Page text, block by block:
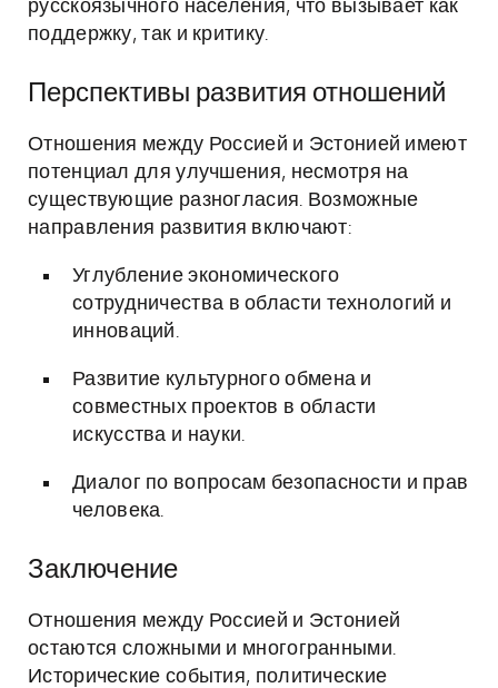
русскоязычного населения, что вызывает как
поддержку, так и критику.
Перспективы развития отношений
Отношения между Россией и Эстонией имеют
потенциал для улучшения, несмотря на
существующие разногласия. Возможные
направления развития включают:
Углубление экономического
сотрудничества в области технологий и
инноваций.
Развитие культурного обмена и
совместных проектов в области
искусства и науки.
Диалог по вопросам безопасности и прав
человека.
Заключение
Отношения между Россией и Эстонией
остаются сложными и многогранными.
Исторические события, политические